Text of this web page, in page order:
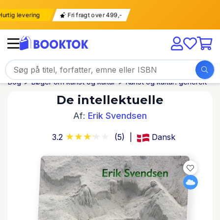
Hurtig levering Fri fragt over 499,-
Bog Bøger om kunst og kultur Kunst og kultur: generelt
De intellektuelle
Af: Erik Svendsen
3.2 (5) Dansk